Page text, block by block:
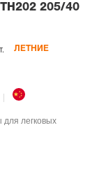
205/40
ЛЕТНИЕ
легковых